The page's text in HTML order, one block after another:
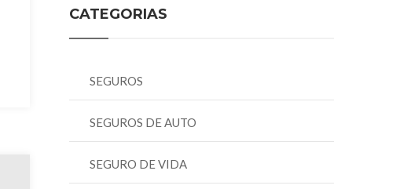
CATEGORIAS
SEGUROS
SEGUROS DE AUTO
SEGURO DE VIDA